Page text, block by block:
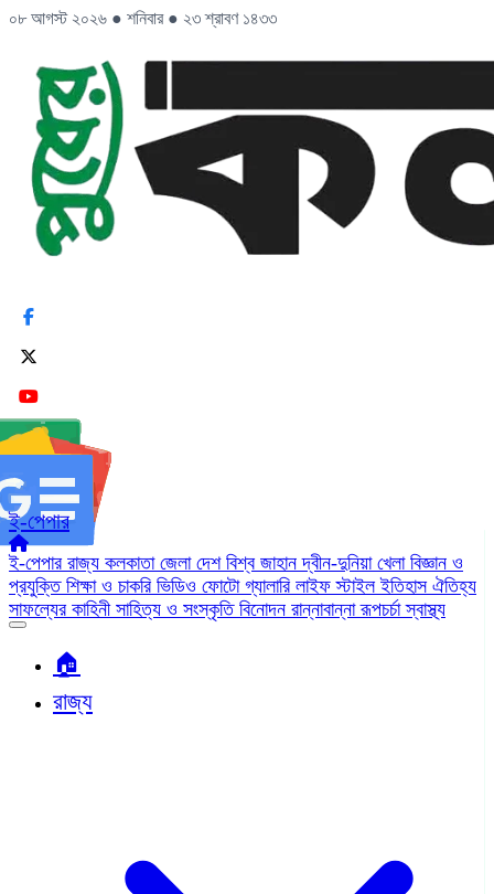
০৮ আগস্ট ২০২৬ ● শনিবার ● ২৩ শ্রাবণ ১৪৩৩
ই-পেপার
ই-পেপার রাজ্য কলকাতা জেলা দেশ বিশ্ব জাহানদ্বীন-দুনিয়া খেলা বিজ্ঞান ও
প্রযুক্তি শিক্ষা ও চাকরি ভিডিও ফোটো গ্যালারি লাইফ স্টাইলইতিহাস ঐতিহ্য
সাফল্যের কাহিনী সাহিত্য ও সংস্কৃতি বিনোদন রান্নাবান্নারূপচর্চাস্বাস্থ্য
🏠︎
রাজ্য